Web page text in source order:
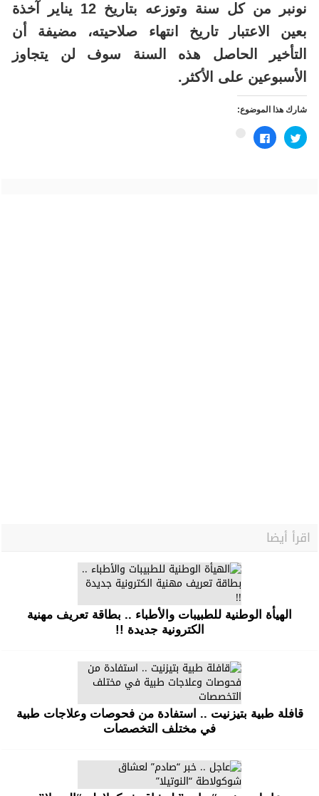
نونبر من كل سنة وتوزعه بتاريخ 12 يناير آخذة
بعين الاعتبار تاريخ انتهاء صلاحيته، مضيفة أن
التأخير الحاصل هذه السنة سوف لن يتجاوز
الأسبوعين على الأكثر .
شارك هذا الموضوع:
اضغط
للمشاركة
على
انقر
للمشاركة
على
اقرأ أيضا
الهيأة الوطنية للطبيبات والأطباء .. بطاقة تعريف مهنية
الكترونية جديدة !!
قافلة طبية بتيزنيت .. استفادة من فحوصات وعلاجات طبية
في مختلف التخصصات